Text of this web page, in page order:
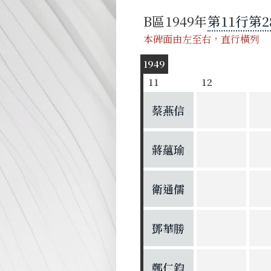
B區1949 第11行第
本碑面由左至右，直行橫列
1949
11
12
蔡燕信
蔣蘊瑜
衛通儒
鄧華勝
鄭仁鈞